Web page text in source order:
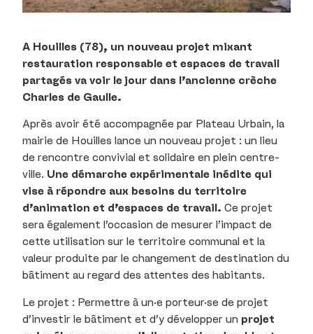
A Houilles (78), un nouveau projet mixant
restauration responsable et espaces de travail
partagés va voir le jour dans l’ancienne crèche
Charles de Gaulle.
Après avoir été accompagnée par Plateau Urbain, la
mairie de Houilles lance un nouveau projet : un lieu
de rencontre convivial et solidaire en plein centre-
ville. Une démarche expérimentale inédite qui
vise à répondre aux besoins du territoire
d’animation et d’espaces de travail. Ce projet
sera également l’occasion de mesurer l’impact de
cette utilisation sur le territoire communal et la
valeur produite par le changement de destination du
bâtiment au regard des attentes des habitants.
Le projet : Permettre à un·e porteur·se de projet
d’investir le bâtiment et d’y développer un projet